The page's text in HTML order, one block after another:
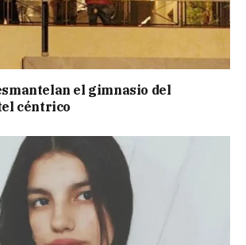
el gimnasio del
céntrico